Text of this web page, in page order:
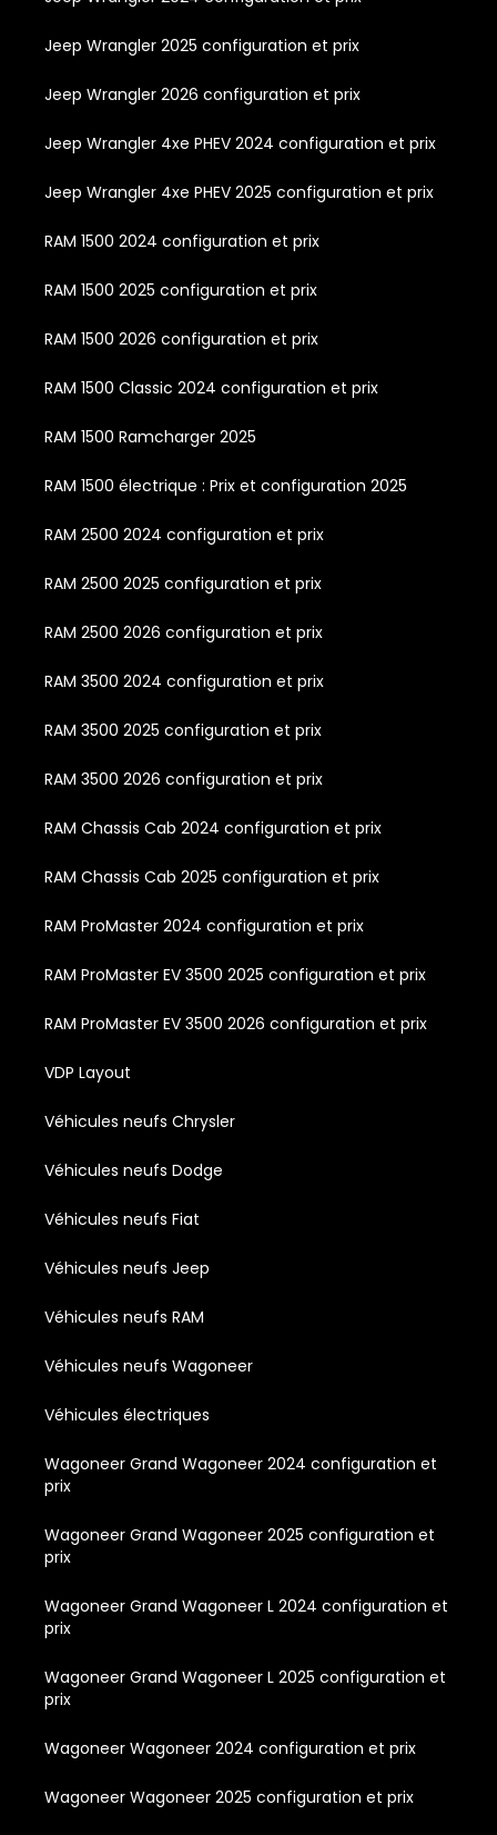
Jeep Wrangler 2025 configuration et prix
Jeep Wrangler 2026 configuration et prix
Jeep Wrangler 4xe PHEV 2024 configuration et prix
Jeep Wrangler 4xe PHEV 2025 configuration et prix
RAM 1500 2024 configuration et prix
RAM 1500 2025 configuration et prix
RAM 1500 2026 configuration et prix
RAM 1500 Classic 2024 configuration et prix
RAM 1500 Ramcharger 2025
RAM 1500 électrique : Prix et configuration 2025
RAM 2500 2024 configuration et prix
RAM 2500 2025 configuration et prix
RAM 2500 2026 configuration et prix
RAM 3500 2024 configuration et prix
RAM 3500 2025 configuration et prix
RAM 3500 2026 configuration et prix
RAM Chassis Cab 2024 configuration et prix
RAM Chassis Cab 2025 configuration et prix
RAM ProMaster 2024 configuration et prix
RAM ProMaster EV 3500 2025 configuration et prix
RAM ProMaster EV 3500 2026 configuration et prix
VDP Layout
Véhicules neufs Chrysler
Véhicules neufs Dodge
Véhicules neufs Fiat
Véhicules neufs Jeep
Véhicules neufs RAM
Véhicules neufs Wagoneer
Véhicules électriques
Wagoneer Grand Wagoneer 2024 configuration et
prix
Wagoneer Grand Wagoneer 2025 configuration et
prix
Wagoneer Grand Wagoneer L 2024 configuration et
prix
Wagoneer Grand Wagoneer L 2025 configuration et
prix
Wagoneer Wagoneer 2024 configuration et prix
Wagoneer Wagoneer 2025 configuration et prix